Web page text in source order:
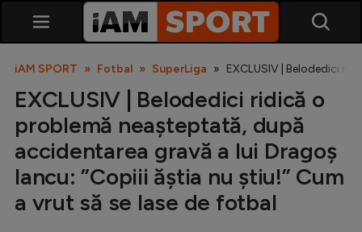
SuperLiga
iAM SPORT Fotbal SuperLiga EXCLUSIV | Belodedici
EXCLUSIV | Belodedici ridică o
problemă neașteptată, după
accidentarea gravă a lui Dragoș
Iancu: ”Copiii ăștia nu știu!” Cum
a vrut să se lase de fotbal